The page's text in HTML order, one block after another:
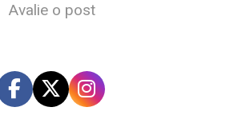
Avalie o post